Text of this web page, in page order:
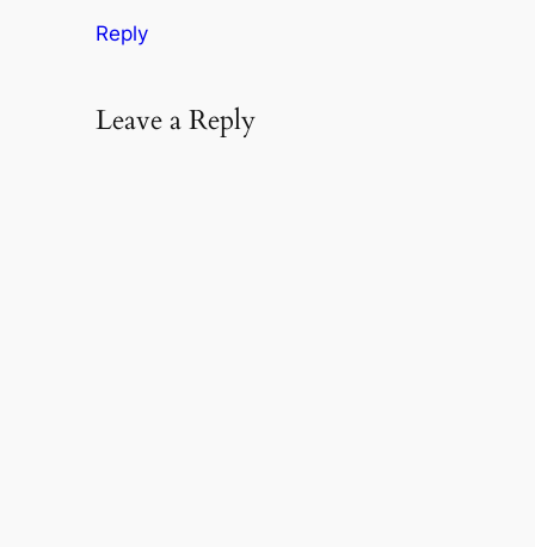
Reply
Leave a Reply